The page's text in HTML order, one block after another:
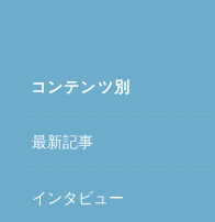
コンテンツ別
最新記事
インタビュー